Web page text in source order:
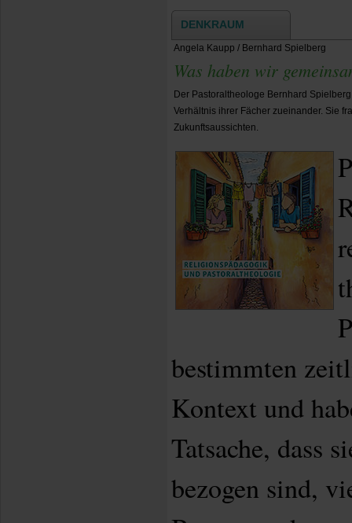
DENKRAUM
Angela Kaupp / Bernhard Spielberg
Was haben wir
Der Pastoraltheologe Bernhard
Verhältnis ihrer Fächer zueinander. Sie
Zukunftsaussichten.
bestimmten
Kontext und
Tatsache, dass
bezogen sind,